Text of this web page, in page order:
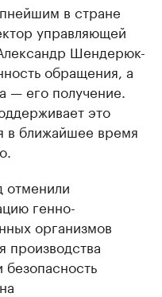
в стране
управляющей
Шендерюк-
обращения, а
— его получение.
это
в ближайшее время
отменили
генно-
организмов